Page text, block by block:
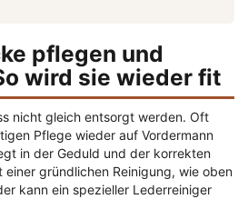
pflegen und
wird sie wieder fit
nicht gleich entsorgt werden. Oft
Pflege wieder auf Vordermann
in der Geduld und der korrekten
einer gründlichen Reinigung, wie oben
kann ein spezieller Lederreiniger